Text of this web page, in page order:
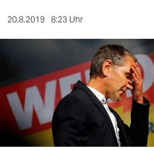
nord
verlag
verlag
veranstaltungen
20.8.2019 8:23 Uhr